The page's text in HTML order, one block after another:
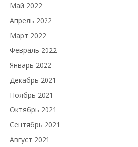
Май 2022
Апрель 2022
Март 2022
Февраль 2022
Январь 2022
Декабрь 2021
Ноябрь 2021
Октябрь 2021
Сентябрь 2021
Август 2021